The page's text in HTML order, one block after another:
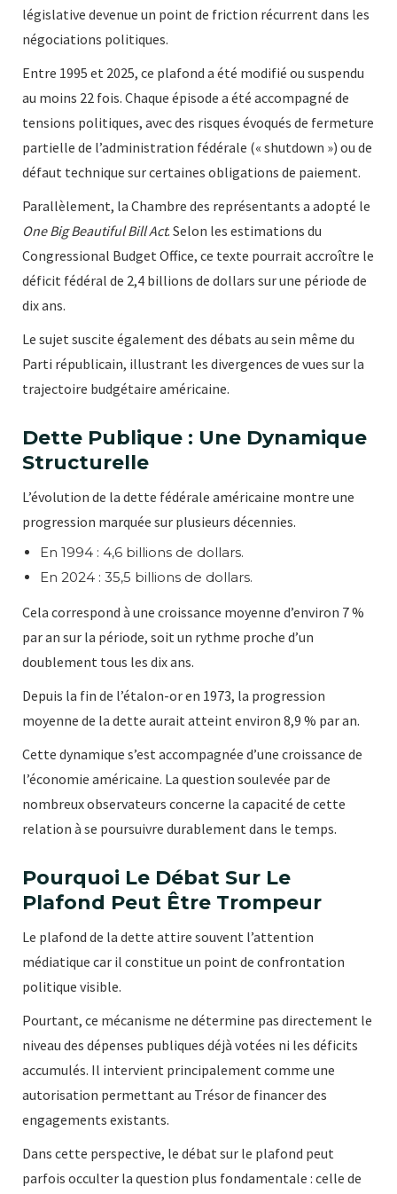
législative devenue un point de friction récurrent dans les
négociations politiques.
Entre 1995 et 2025, ce plafond a été modifié ou suspendu
au moins 22 fois. Chaque épisode a été accompagné de
tensions politiques, avec des risques évoqués de fermeture
partielle de l’administration fédérale (« shutdown ») ou de
défaut technique sur certaines obligations de paiement.
Parallèlement, la Chambre des représentants a adopté le
One Big Beautiful Bill Act. Selon les estimations du
Congressional Budget Office, ce texte pourrait accroître le
déficit fédéral de 2,4 billions de dollars sur une période de
dix ans.
Le sujet suscite également des débats au sein même du
Parti républicain, illustrant les divergences de vues sur la
trajectoire budgétaire américaine.
Dette Publique : Une Dynamique
Structurelle
L’évolution de la dette fédérale américaine montre une
progression marquée sur plusieurs décennies.
En 1994 : 4,6 billions de dollars.
En 2024 : 35,5 billions de dollars.
Cela correspond à une croissance moyenne d’environ 7 %
par an sur la période, soit un rythme proche d’un
doublement tous les dix ans.
Depuis la fin de l’étalon-or en 1973, la progression
moyenne de la dette aurait atteint environ 8,9 % par an.
Cette dynamique s’est accompagnée d’une croissance de
l’économie américaine. La question soulevée par de
nombreux observateurs concerne la capacité de cette
relation à se poursuivre durablement dans le temps.
Pourquoi Le Débat Sur Le
Plafond Peut Être Trompeur
Le plafond de la dette attire souvent l’attention
médiatique car il constitue un point de confrontation
politique visible.
Pourtant, ce mécanisme ne détermine pas directement le
niveau des dépenses publiques déjà votées ni les déficits
accumulés. Il intervient principalement comme une
autorisation permettant au Trésor de financer des
engagements existants.
Dans cette perspective, le débat sur le plafond peut
parfois occulter la question plus fondamentale : celle de